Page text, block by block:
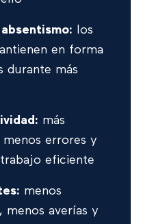
los
en forma
durante más
más
errores y
eficiente
menos
menos averías y